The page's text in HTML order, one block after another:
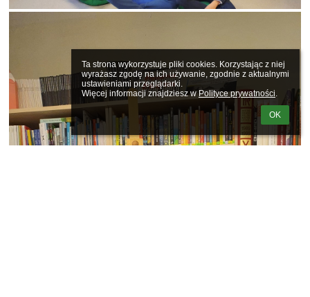
Ta strona wykorzystuje pliki cookies. Korzystając z niej
wyrażasz zgodę na ich używanie, zgodnie z aktualnymi
ustawieniami przeglądarki.
Więcej informacji znajdziesz w Polityce prywatności.
OK